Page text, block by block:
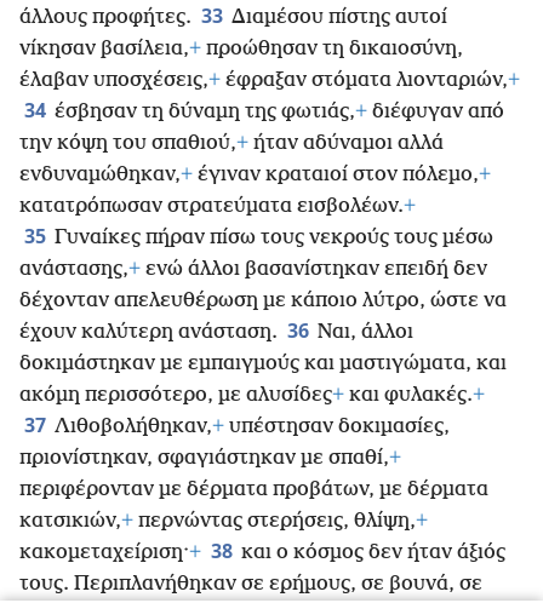
άλλους προφήτες. 33 Διαμέσου πίστης αυτοί
νίκησαν βασίλεια,+ προώθησαν τη δικαιοσύνη,
έλαβαν υποσχέσεις,+ έφραξαν στόματα λιονταριών,+
34 έσβησαν τη δύναμη της φωτιάς,+ διέφυγαν από
την κόψη του σπαθιού,+ ήταν αδύναμοι αλλά
ενδυναμώθηκαν,+ έγιναν κραταιοί στον πόλεμο,+
κατατρόπωσαν στρατεύματα εισβολέων.+
35 Γυναίκες πήραν πίσω τους νεκρούς τους μέσω
ανάστασης,+ ενώ άλλοι βασανίστηκαν επειδή δεν
δέχονταν απελευθέρωση με κάποιο λύτρο, ώστε να
έχουν καλύτερη ανάσταση. 36 Ναι, άλλοι
δοκιμάστηκαν με εμπαιγμούς και μαστιγώματα, και
ακόμη περισσότερο, με αλυσίδες+ και φυλακές.+
37 Λιθοβολήθηκαν,+ υπέστησαν δοκιμασίες,
πριονίστηκαν, σφαγιάστηκαν με σπαθί,+
περιφέρονταν με δέρματα προβάτων, με δέρματα
κατσικιών,+ περνώντας στερήσεις, θλίψη,+
κακομεταχείριση·+ 38 και ο κόσμος δεν ήταν άξιός
τους. Περιπλανήθηκαν σε ερήμους, σε βουνά, σε